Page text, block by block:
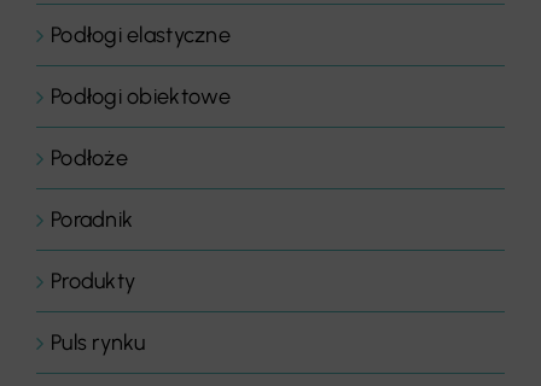
Podłogi elastyczne
Podłogi obiektowe
Podłoże
Poradnik
Produkty
Puls rynku